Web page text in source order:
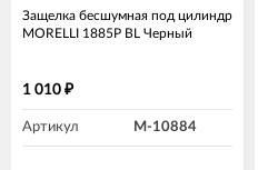
Защелка бесшумная под цилиндр
MORELLI 1885P BL Черный
1 010 ₽
Артикул M-10884